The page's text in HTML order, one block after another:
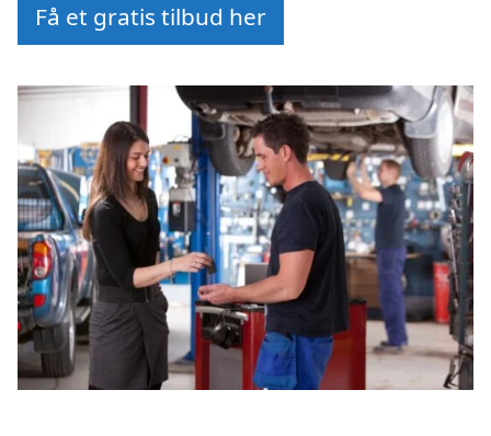
Få et gratis tilbud her